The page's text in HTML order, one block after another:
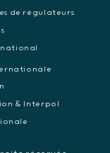
de régulateurs
& Interpol